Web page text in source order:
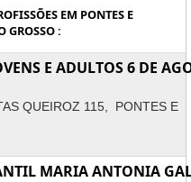
EM PONTES E
GROSSO :
E ADULTOS 6 DE
QUEIROZ 115, PONTES E
MARIA ANTONIA